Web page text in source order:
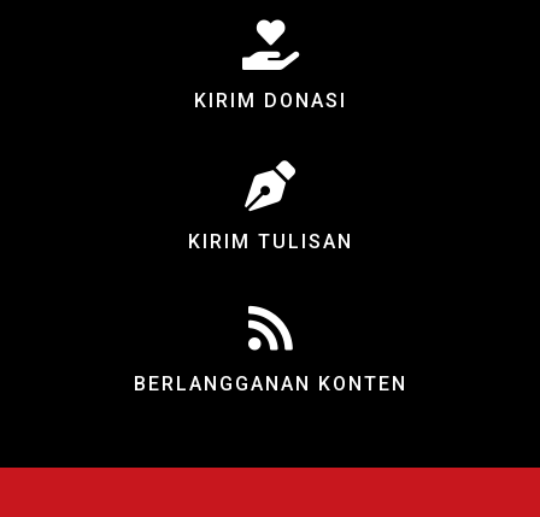
KIRIM DONASI
KIRIM TULISAN
BERLANGGANAN KONTEN